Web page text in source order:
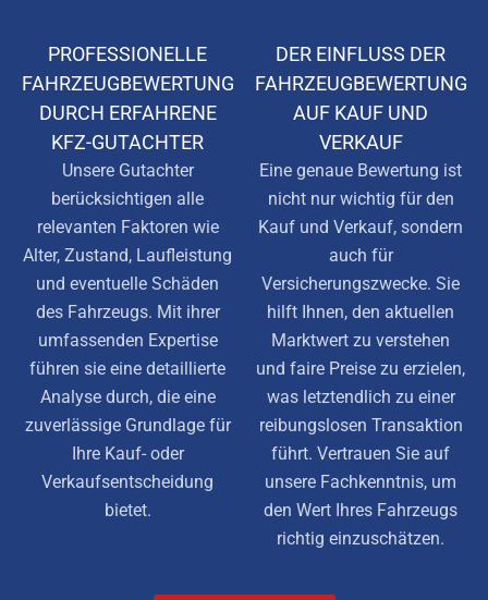
PROFESSIONELLE
FAHRZEUGBEWERTUNG
DURCH ERFAHRENE
KFZ-GUTACHTER
Unsere Gutachter
berücksichtigen alle
relevanten Faktoren wie
Alter, Zustand, Laufleistung
und eventuelle Schäden
des Fahrzeugs. Mit ihrer
umfassenden Expertise
führen sie eine detaillierte
Analyse durch, die eine
zuverlässige Grundlage für
Ihre Kauf- oder
Verkaufsentscheidung
bietet.
DER EINFLUSS DER
FAHRZEUGBEWERTUNG
AUF KAUF UND
VERKAUF
Eine genaue Bewertung ist
nicht nur wichtig für den
Kauf und Verkauf, sondern
auch für
Versicherungszwecke. Sie
hilft Ihnen, den aktuellen
Marktwert zu verstehen
und faire Preise zu erzielen,
was letztendlich zu einer
reibungslosen Transaktion
führt. Vertrauen Sie auf
unsere Fachkenntnis, um
den Wert Ihres Fahrzeugs
richtig einzuschätzen.